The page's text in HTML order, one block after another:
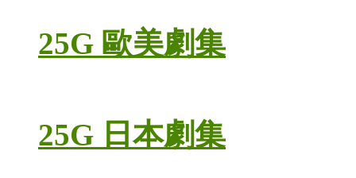
25G 歐美劇集
25G 日本劇集